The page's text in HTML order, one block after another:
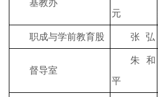
基教办
元
职成与学前教育股
张 弘
督导室
朱和
平